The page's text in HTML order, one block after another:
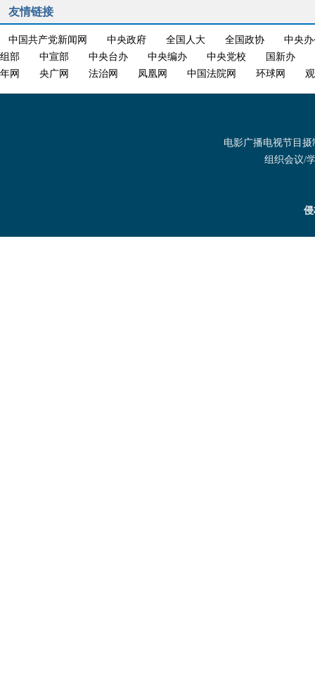
友情链接
中国共产党新闻网 中央政府 全国人大 全国政协
中央
组部
中宣部 中央台办 中央编办 中央党校
国新办
年网
央广网 法治网 凤凰网 中国法院网 环球网
电影广播电视节目摄
组织会议/